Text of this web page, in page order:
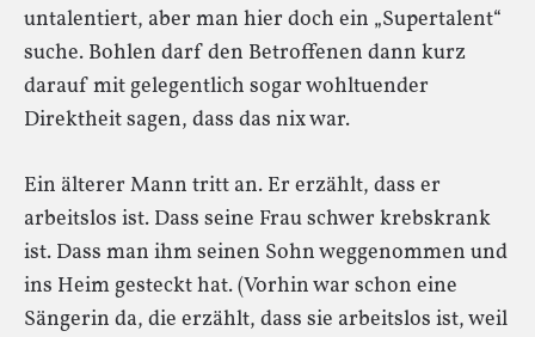
untalentiert, aber man hier doch ein „Supertalent“
suche. Bohlen darf den Betroffenen dann kurz
darauf mit gelegentlich sogar wohltuender
Direktheit sagen, dass das nix war.
Ein älterer Mann tritt an. Er erzählt, dass er
arbeitslos ist. Dass seine Frau schwer krebskrank
ist. Dass man ihm seinen Sohn weggenommen und
ins Heim gesteckt hat. (Vorhin war schon eine
Sängerin da, die erzählt, dass sie arbeitslos ist, weil